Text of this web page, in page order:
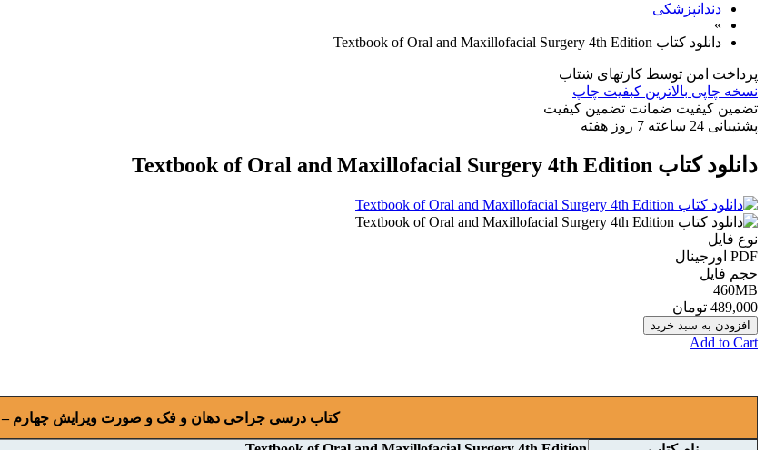
دندانپزشکی
»
دانلود کتاب Textbook of Oral and Maxillofacial Surgery 4th Edition
پرداخت امن توسط کارتهای شتاب
نسخه چاپی بالاترین کبفیت چاپ
تضمین کیفیت ضمانت تضمین کیفیت
پشتیبانی 24 ساعته 7 روز هفته
دانلود کتاب Textbook of Oral and Maxillofacial Surgery 4th Edition
نوع فایل
PDF اورجينال
حجم فایل
460MB
489,000 تومان
افزودن به سبد خرید
Add to Cart
کتاب درسی جراحی دهان و فک و صورت ویرایش چهارم – 2023